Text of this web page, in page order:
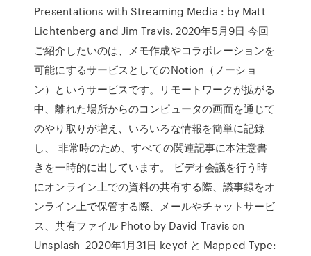
Presentations with Streaming Media : by Matt
Lichtenberg and Jim Travis. 2020年5月9日 今回
ご紹介したいのは、メモ作成やコラボレーションを
可能にするサービスとしてのNotion（ノーショ
ン）というサービスです。リモートワークが拡がる
中、離れた場所からのコンピュータの画面を通じて
のやり取りが増え、いろいろな情報を簡単に記録
し、 非常時のため、すべての関連記事に本注意書
きを一時的に出しています。 ビデオ会議を行う時
にオンライン上での資料の共有する際、議事録をオ
ンライン上で保管する際、メールやチャットサービ
ス、共有ファイル Photo by David Travis on
Unsplash 2020年1月31日 keyof と Mapped Type: